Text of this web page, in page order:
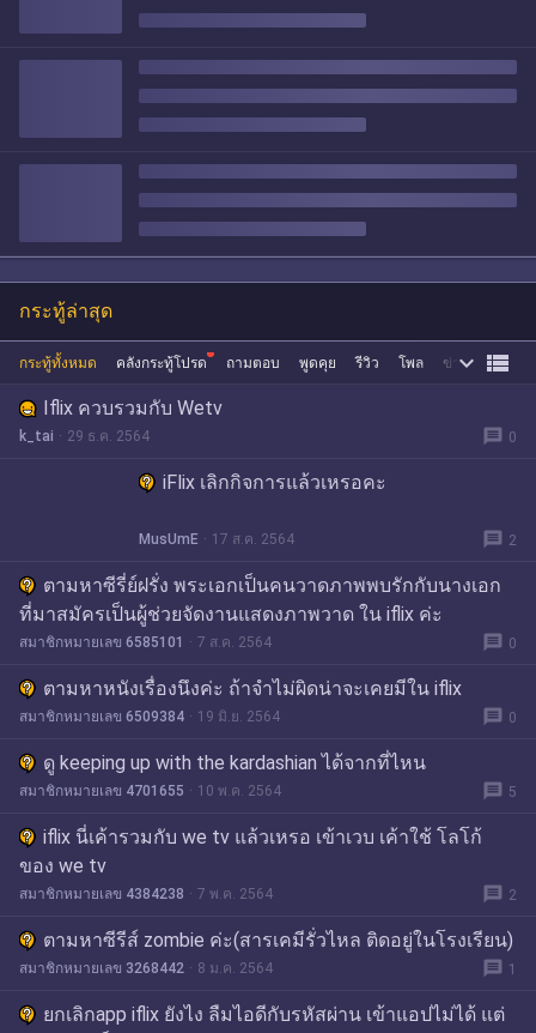
กระทู้ล่าสุด
กระทู้ทั้งหมด คลังกระทู้โปรด ถามตอบ พูดคุย รีวิว โพล ข่าว ซื้อขาย
 
Iflix ควบรวมกับ Wetv
k_tai 29 ธ.ค. 2564 message 0
iFlix เลิกกิจการแล้วเหรอคะ
MusUmE 17 ส.ค. 2564 message 2
ตามหาซีรี่ย์ฝรั่ง พระเอกเป็นคนวาดภาพพบรักกับนางเอก
ที่มาสมัครเป็นผู้ช่วยจัดงานแสดงภาพวาด ใน iflix ค่ะ
สมาชิกหมายเลข 6585101 7 ส.ค. 2564 message 0
ตามหาหนังเรื่องนึงค่ะ ถ้าจำไม่ผิดน่าจะเคยมีใน iflix
สมาชิกหมายเลข 6509384 19 มิ.ย. 2564 message 0
ดู keeping up with the kardashian ได้จากที่ไหน
สมาชิกหมายเลข 4701655 10 พ.ค. 2564 message 5
iflix นี่เค้ารวมกับ we tv แล้วเหรอ เข้าเวบ เค้าใช้ โลโก้
ของ we tv
สมาชิกหมายเลข 4384238 7 พ.ค. 2564 message 2
ตามหาซีรีส์ zombie ค่ะ(สารเคมีรั่วไหล ติดอยู่ในโรงเรียน)
สมาชิกหมายเลข 3268442 8 ม.ค. 2564 message 1
ยกเลิกapp iflix ยังไง ลืมไอดีกับรหัสผ่าน เข้าแอปไม่ได้ แต่